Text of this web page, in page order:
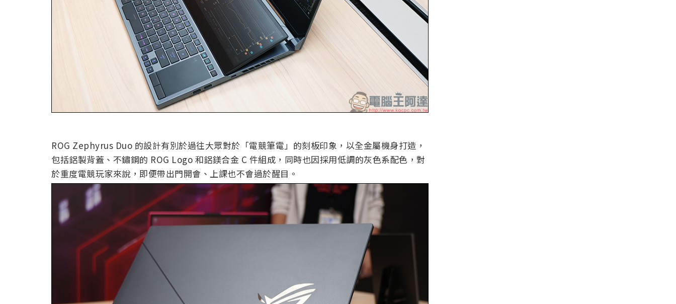
ROG Zephyrus Duo 的設計有別於過往大眾對於「電競筆電」的刻板印象，以全金屬機身打造，
包括鋁製背蓋、不鏽鋼的 ROG Logo 和鋁鎂合金 C 件組成，同時也因採用低調的灰色系配色，對
於重度電競玩家來說，即便帶出門開會、上課也不會過於醒目。